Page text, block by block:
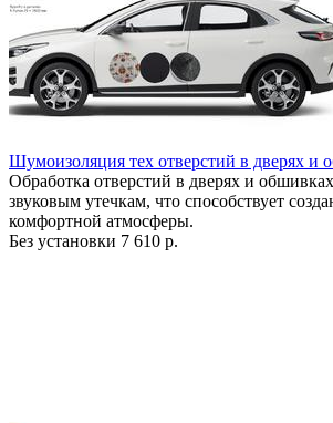
Шумоизоляция тех отверстий в дверях и
Обработка отверстий в дверях и
звуковым утечкам, что способствует
комфортной атмосферы.
Без установки 7 610 р.